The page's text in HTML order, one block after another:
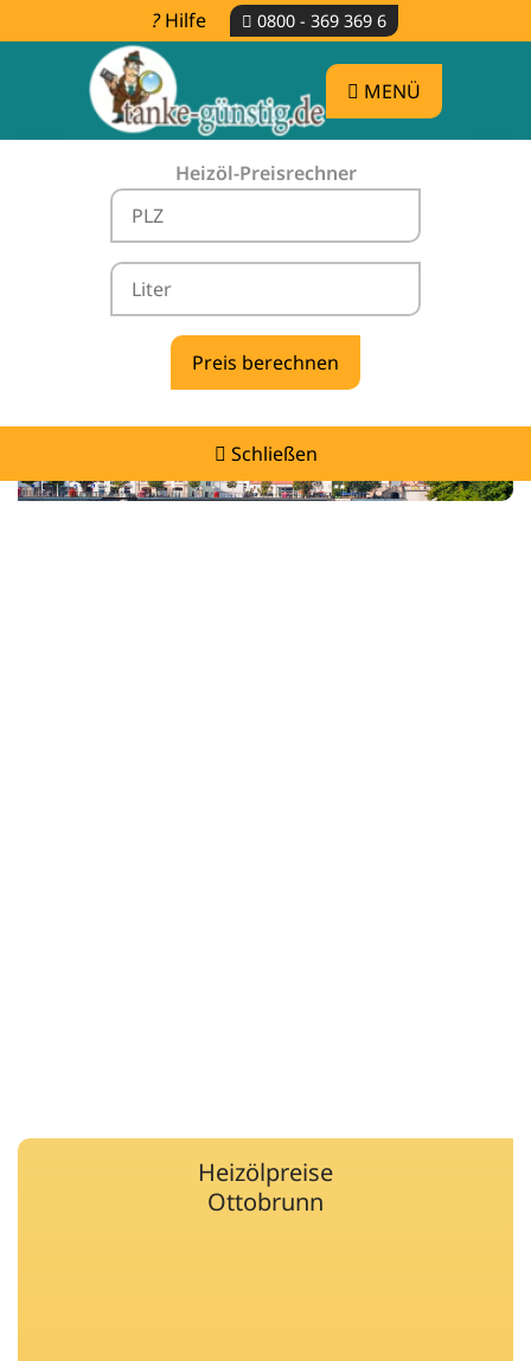
Hilfe 0800 - 369 369 6
MENÜ
Heizöl-Preisrechner
Schließen
Heizölpreise Ottobrunn -
vergleichen & günstig tanken
Heizölpreise
Ottobrunn